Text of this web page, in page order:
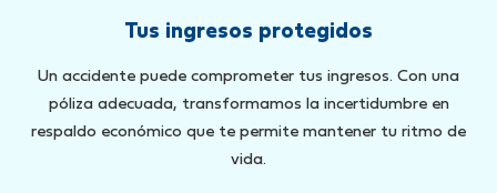
Tus ingresos protegidos
Un accidente puede comprometer tus ingresos. Con una
póliza adecuada, transformamos la incertidumbre en
respaldo económico que te permite mantener tu ritmo de
vida.